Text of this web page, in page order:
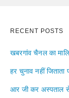
RECENT POSTS
खबरगांव चैनल का
हर चुनाव नहीं जिताता
आर जी कर अस्पताल